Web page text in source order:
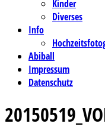
Kinder
Diverses
Info
Abiball
Impressum
Datenschutz